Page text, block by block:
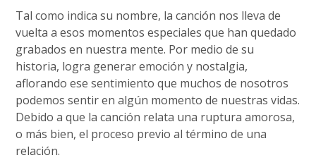
Tal como indica su nombre, la canción nos lleva de
vuelta a esos momentos especiales que han quedado
grabados en nuestra mente. Por medio de su
historia, logra generar emoción y nostalgia,
aflorando ese sentimiento que muchos de nosotros
podemos sentir en algún momento de nuestras vidas.
Debido a que la canción relata una ruptura amorosa,
o más bien, el proceso previo al término de una
relación.